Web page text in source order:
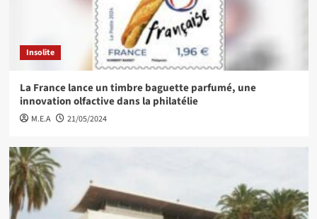
Insolite
La France lance un timbre baguette parfumé, une
innovation olfactive dans la philatélie
M.E.A 21/05/2024